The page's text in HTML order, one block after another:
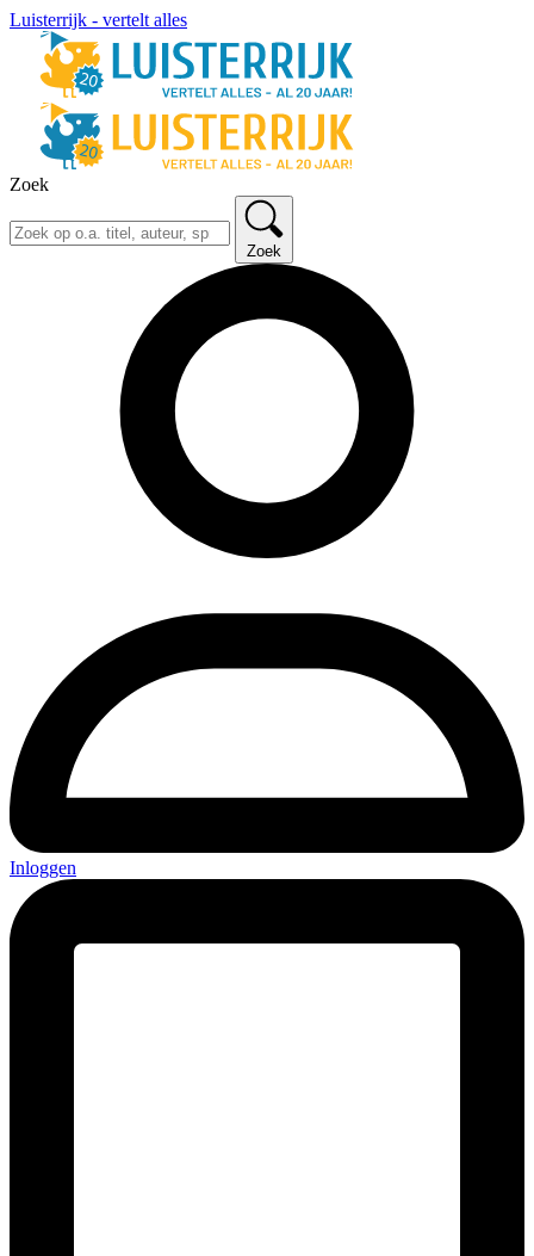
Luisterrijk - vertelt alles
Zoek
Zoek
Inloggen